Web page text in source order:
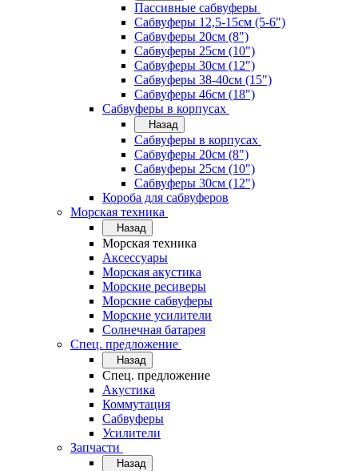
Пассивные сабвуферы
Сабвуферы 12,5-15см (5-6")
Сабвуферы 20см (8")
Сабвуферы 25см (10")
Сабвуферы 30см (12")
Сабвуферы 38-40см (15")
Сабвуферы 46см (18")
Сабвуферы в корпусах
Назад
Сабвуферы в корпусах
Сабвуферы 20см (8")
Сабвуферы 25см (10")
Сабвуферы 30см (12")
Короба для сабвуферов
Морская техника
Назад
Морская техника
Аксессуары
Морская акустика
Морские ресиверы
Морские сабвуферы
Морские усилители
Солнечная батарея
Спец. предложение
Назад
Спец. предложение
Акустика
Коммутация
Сабвуферы
Усилители
Запчасти
Назад